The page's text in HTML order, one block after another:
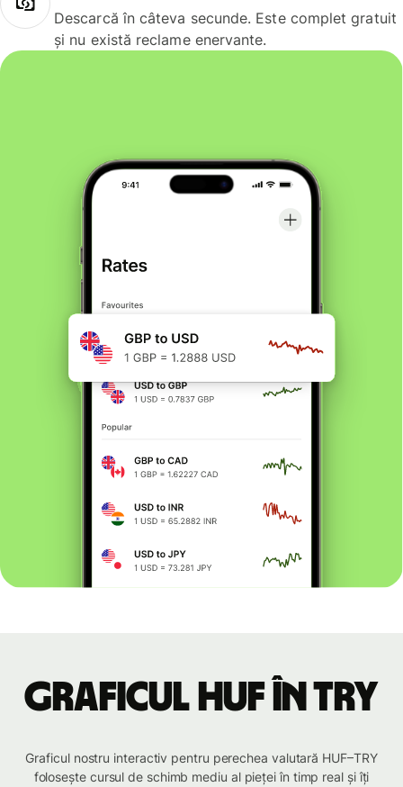
Descarcă în câteva secunde. Este complet gratuit
și nu există reclame enervante.
Graficul HUF în TRY
Graficul nostru interactiv pentru perechea valutară HUF–TRY
folosește cursul de schimb mediu al pieței în timp real și îți